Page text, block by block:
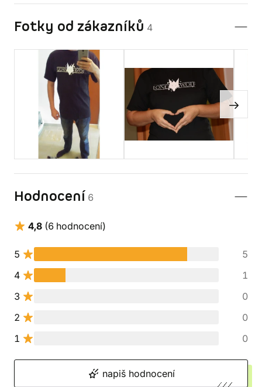
Fotky od zákazníků 4
Hodnocení 6
4,8 (6 hodnocení)
5
5
4
1
3
0
2
0
1
0
napiš hodnocení